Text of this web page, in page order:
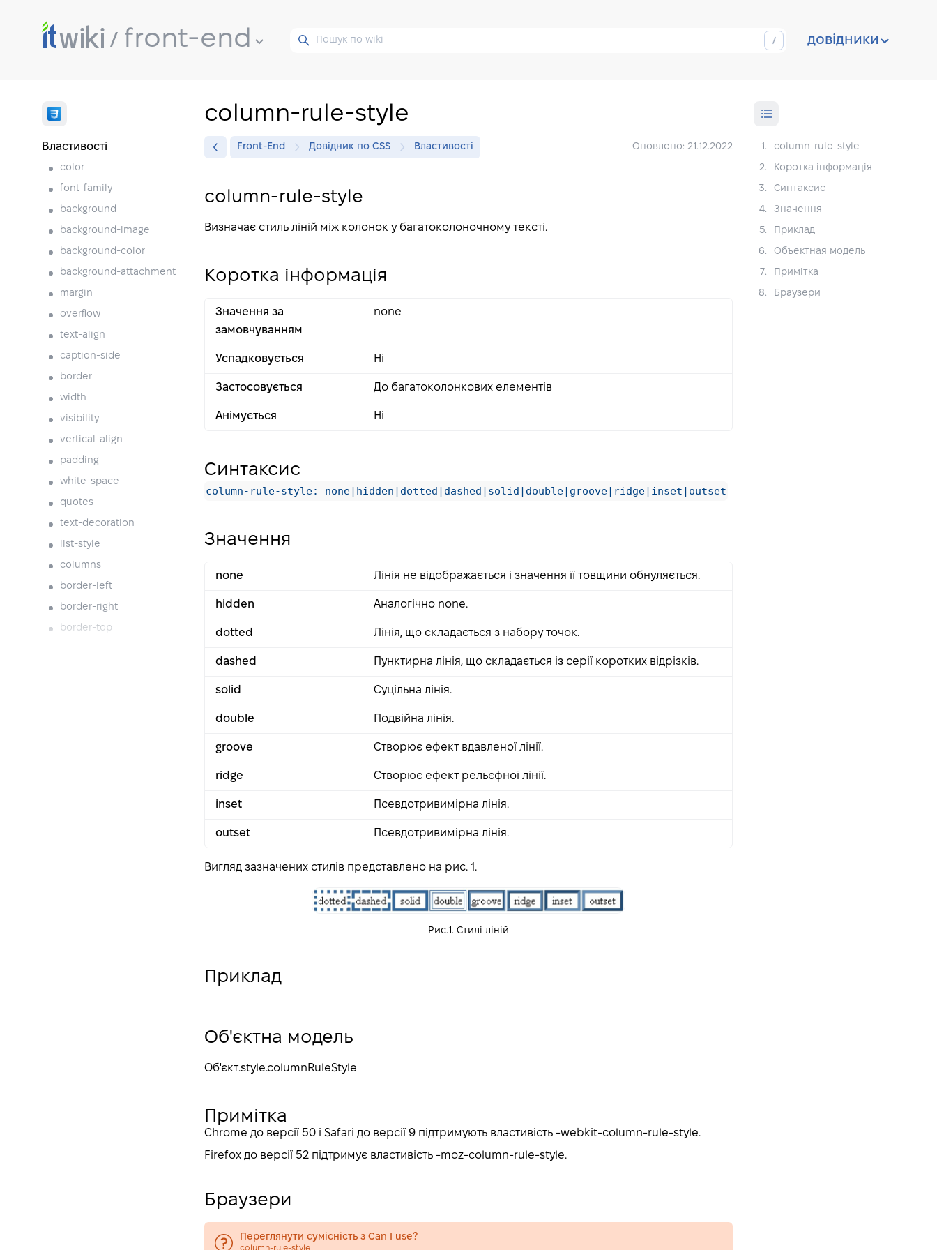
front-end довідники
Властивості
color
font-family
background
background-image
background-color
background-attachment
margin
overflow
text-align
caption-side
border
width
visibility
vertical-align
padding
white-space
quotes
text-decoration
list-style
columns
border-left
border-right
border-top
column-rule-style
Front-End Довідник по CSS Властивості Оновлено: 21.12.2022
column-rule-style
Визначає стиль ліній між колонок у багатоколоночному тексті.
Коротка інформація
Значення за
замовчуванням
none
Успадковується Ні
Застосовується До багатоколонкових елементів
Анімується Ні
Синтаксис
column-rule-style: none|hidden|dotted|dashed|solid|double|groove|ridge|inset|outset
Значення
none Лінія не відображається і значення її товщини обнуляється.
hidden Аналогічно none.
dotted Лінія, що складається з набору точок.
dashed Пунктирна лінія, що складається із серії коротких відрізків.
solid Суцільна лінія.
double Подвійна лінія.
groove Створює ефект вдавленої лінії.
ridge Створює ефект рельєфної лінії.
inset Псевдотривимірна лінія.
outset Псевдотривимірна лінія.
Вигляд зазначених стилів представлено на рис. 1.
Рис.1. Стилі ліній
Приклад
Об'єктна модель
Об'єкт.style.columnRuleStyle
Примітка
Chrome до версії 50 і Safari до версії 9 підтримують властивість -webkit-column-rule-style.
Firefox до версії 52 підтримує властивість -moz-column-rule-style.
Браузери
Переглянути сумісність з Can I use?
column-rule-style
1. column-rule-style
2. Коротка інформація
3. Синтаксис
4. Значення
5. Приклад
6. Объектная модель
7. Примітка
8. Браузери